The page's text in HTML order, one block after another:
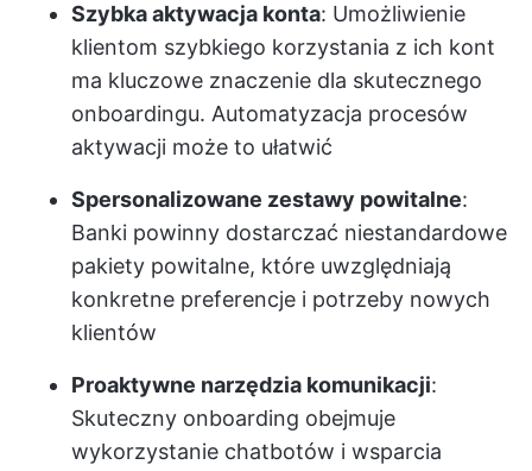
Szybka aktywacja konta: Umożliwienie
klientom szybkiego korzystania z ich kont
ma kluczowe znaczenie dla skutecznego
onboardingu. Automatyzacja procesów
aktywacji może to ułatwić
Spersonalizowane zestawy powitalne:
Banki powinny dostarczać niestandardowe
pakiety powitalne, które uwzględniają
konkretne preferencje i potrzeby nowych
klientów
Proaktywne narzędzia komunikacji:
Skuteczny onboarding obejmuje
wykorzystanie chatbotów i wsparcia